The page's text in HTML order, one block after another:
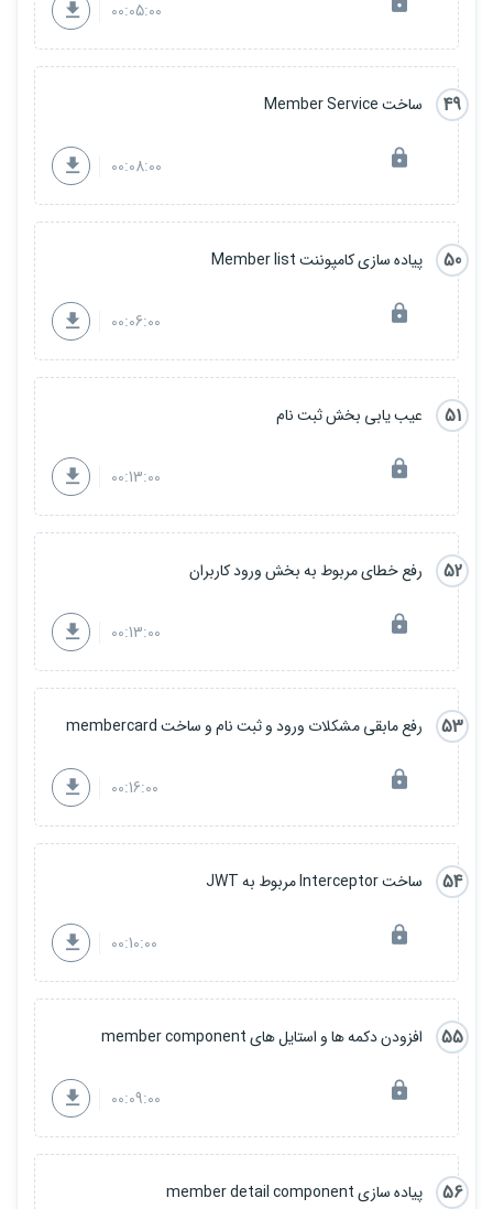
00:05:00
49 ساخت Member Service
00:08:00
50 پیاده سازی کامپوننت Member list
00:06:00
51 عیب یابی بخش ثبت نام
00:13:00
52 رفع خطای مربوط به بخش ورود کاربران
00:13:00
53 رفع مابقی مشکلات ورود و ثبت نام و ساخت membercard
00:16:00
54 ساخت Interceptor مربوط به JWT
00:10:00
55 افزودن دکمه ها و استایل های member component
00:09:00
56 پیاده سازی member detail component